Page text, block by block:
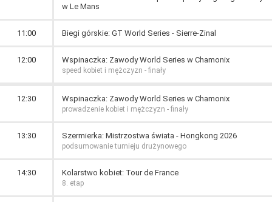
w Le Mans
11:00 Biegi górskie: GT World Series - Sierre-Zinal
12:00 Wspinaczka: Zawody World Series w Chamonix
speed kobiet i mężczyzn - finały
12:30 Wspinaczka: Zawody World Series w Chamonix
prowadzenie kobiet i mężczyzn - finały
13:30 Szermierka: Mistrzostwa świata - Hongkong 2026
podsumowanie turnieju drużynowego
14:30 Kolarstwo kobiet: Tour de France
8. etap